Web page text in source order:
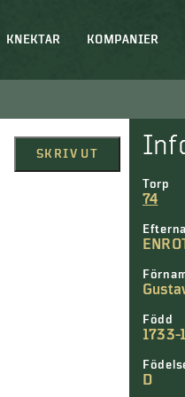
KNEKTAR KOMPANIER
SKRIV UT
Torp
74
Född
1733-
D